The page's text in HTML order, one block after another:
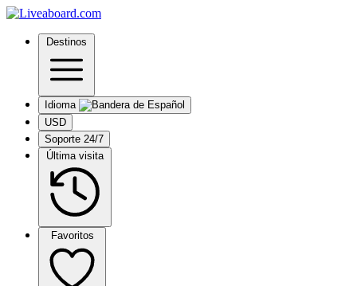
Destinos
Idioma
USD
Soporte 24/7
Última visita
Favoritos